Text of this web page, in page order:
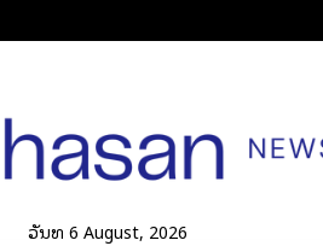
ວັນທີ 6 August, 2026